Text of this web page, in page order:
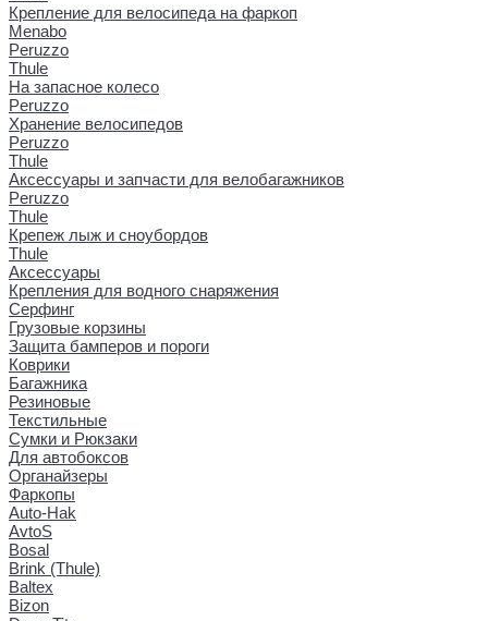
Крепление для велосипеда на фаркоп
Menabo
Peruzzo
Thule
На запасное колесо
Peruzzo
Хранение велосипедов
Peruzzo
Thule
Аксессуары и запчасти для велобагажников
Peruzzo
Thule
Крепеж лыж и сноубордов
Thule
Аксессуары
Крепления для водного снаряжения
Серфинг
Грузовые корзины
Защита бамперов и пороги
Коврики
Багажника
Резиновые
Текстильные
Сумки и Рюкзаки
Для автобоксов
Органайзеры
Фаркопы
Auto-Hak
AvtoS
Bosal
Brink (Thule)
Baltex
Bizon